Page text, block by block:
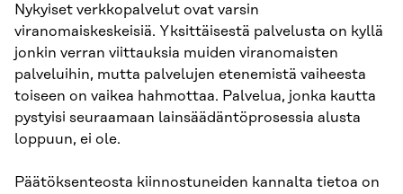
Nykyiset verkkopalvelut ovat varsin
viranomaiskeskeisiä. Yksittäisestä palvelusta on kyllä
jonkin verran viittauksia muiden viranomaisten
palveluihin, mutta palvelujen etenemistä vaiheesta
toiseen on vaikea hahmottaa. Palvelua, jonka kautta
pystyisi seuraamaan lainsäädäntöprosessia alusta
loppuun, ei ole.
Päätöksenteosta kiinnostuneiden kannalta tietoa on